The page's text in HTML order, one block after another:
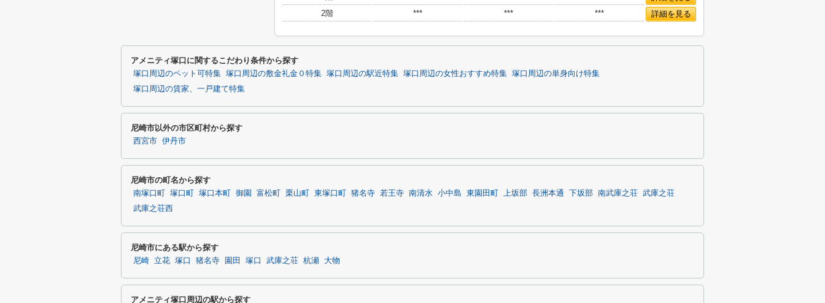
2階
*** *** *** 詳細を見る
アメニティ塚口に関するこだわり条件から探す
塚口周辺のペット可特集 塚口周辺の敷金礼金０特集 塚口周辺の駅近特集 塚口周辺の女性おすすめ特集 塚口周辺の単身向け特集
塚口周辺の賃家、一戸建て特集
尼崎市以外の市区町村から探す
西宮市 伊丹市
尼崎市の町名から探す
南塚口町 塚口町 塚口本町 御園 富松町 栗山町 東塚口町 猪名寺 若王寺 南清水 小中島 東園田町 上坂部 長洲本通 下坂部 南武庫之荘 武庫之荘
武庫之荘西
尼崎市にある駅から探す
尼崎 立花 塚口 猪名寺 園田 塚口 武庫之荘 杭瀬 大物
アメニティ塚口周辺の駅から探す